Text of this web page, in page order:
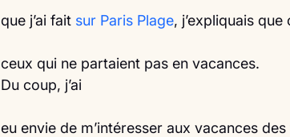
que j’ai fait sur Paris Plage, j’expliquais
ceux qui ne partaient pas en vacances.
Du coup, j’ai
eu envie de m’intéresser aux vacances